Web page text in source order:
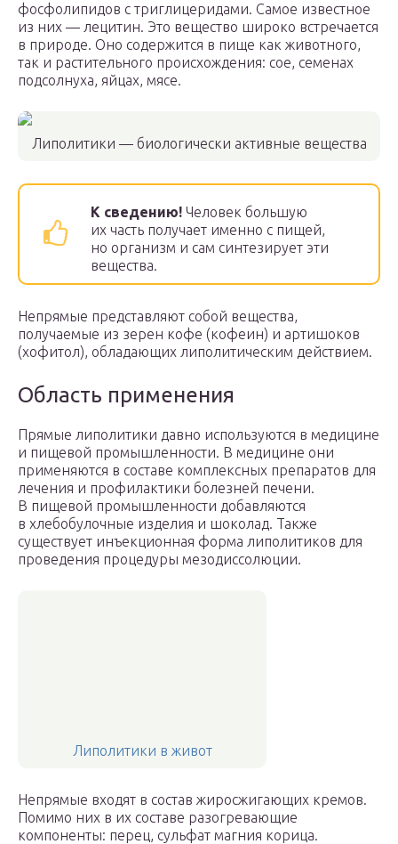
фосфолипидов с триглицеридами. Самое известное
из них — лецитин. Это вещество широко встречается
в природе. Оно содержится в пище как животного,
так и растительного происхождения: сое, семенах
подсолнуха, яйцах, мясе.
Липолитики — биологически активные вещества
К сведению! Человек большую
их часть получает именно с пищей,
но организм и сам синтезирует эти
вещества.
Непрямые представляют собой вещества,
получаемые из зерен кофе (кофеин) и артишоков
(хофитол), обладающих липолитическим действием.
Область применения
Прямые липолитики давно используются в медицине
и пищевой промышленности. В медицине они
применяются в составе комплексных препаратов для
лечения и профилактики болезней печени.
В пищевой промышленности добавляются
в хлебобулочные изделия и шоколад. Также
существует инъекционная форма липолитиков для
проведения процедуры мезодиссолюции.
Липолитики в живот
Непрямые входят в состав жиросжигающих кремов.
Помимо них в их составе разогревающие
компоненты: перец, сульфат магния корица.